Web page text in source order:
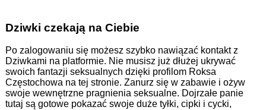
Dziwki czekają na Ciebie
Po zalogowaniu się możesz szybko nawiązać kontakt z
Dziwkami na platformie. Nie musisz już dłużej ukrywać
swoich fantazji seksualnych dzięki profilom Roksa
Częstochowa na tej stronie. Zanurz się w zabawie i ożyw
swoje wewnętrzne pragnienia seksualne. Dojrzałe panie
tutaj są gotowe pokazać swoje duże tyłki, cipki i cycki,